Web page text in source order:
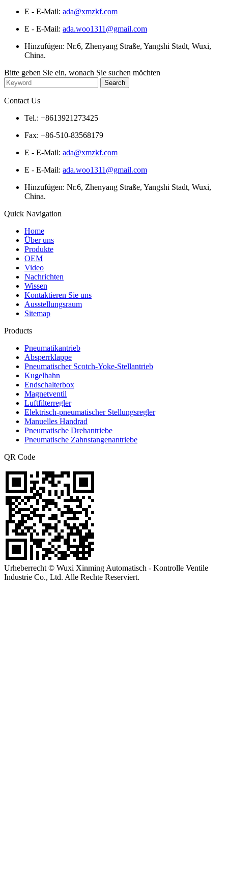
E - E-Mail: ada@xmzkf.com
E - E-Mail: ada.woo1311@gmail.com
Hinzufügen: Nr.6, Zhenyang Straße, Yangshi Stadt, Wuxi,
China.
Bitte geben Sie ein, wonach Sie suchen möchten
Contact Us
Tel.: +8613921273425
Fax: +86-510-83568179
E - E-Mail: ada@xmzkf.com
E - E-Mail: ada.woo1311@gmail.com
Hinzufügen: Nr.6, Zhenyang Straße, Yangshi Stadt, Wuxi,
China.
Quick Navigation
Home
Über uns
Produkte
OEM
Video
Nachrichten
Wissen
Kontaktieren Sie uns
Ausstellungsraum
Sitemap
Products
Pneumatikantrieb
Absperrklappe
Pneumatischer Scotch-Yoke-Stellantrieb
Kugelhahn
Endschalterbox
Magnetventil
Luftfilterregler
Elektrisch-pneumatischer Stellungsregler
Manuelles Handrad
Pneumatische Drehantriebe
Pneumatische Zahnstangenantriebe
QR Code
Urheberrecht © Wuxi Xinming Automatisch - Kontrolle Ventile
Industrie Co., Ltd. Alle Rechte Reserviert.